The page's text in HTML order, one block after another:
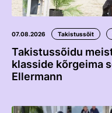
07.08.2026 Takistussõit
Takistussõidu
klasside kõrgeima
Ellermann